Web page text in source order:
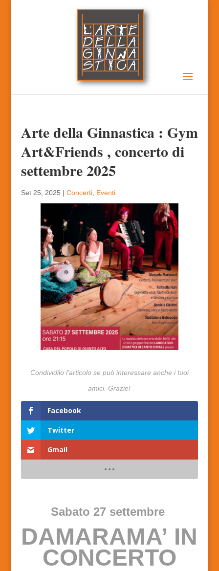
Arte della Ginnastica : Gym
Art&Friends , concerto di
settembre 2025
Set 25, 2025 | Concerti, Eventi
Facebook
Twitter
Gmail
Sabato 27 settembre
DAMARAMA’ IN
CONCERTO